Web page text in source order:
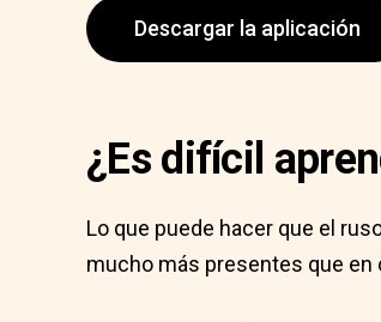
Descargar la aplicación
¿Es difícil
Lo que puede hacer que el
mucho más presentes que en